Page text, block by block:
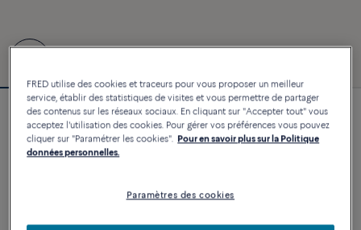
Bracelet Force 10 #FREDxRolandGarros
6 860 €
PERSONNALISER
FRED utilise des cookies et traceurs pour vous proposer un meilleur
service, établir des statistiques de visites et vous permettre de partager
des contenus sur les réseaux sociaux. En cliquant sur "Accepter tout" vous
acceptez l'utilisation des cookies. Pour gérer vos préférences vous pouvez
cliquer sur "Paramétrer les cookies". Pour en savoir plus sur la Politique
données personnelles.
Paramètres des cookies